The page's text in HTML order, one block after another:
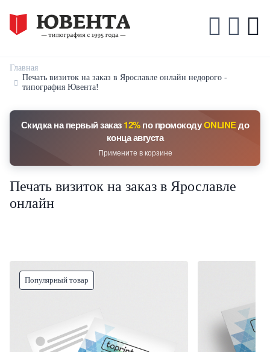
Главная
Печать визиток на заказ в Ярославле онлайн недорого -
типография Ювента!
Скидка на первый заказ12%по промокодуONLINEдо
конца августа
Примените в корзине
Печать визиток на заказ в Ярославле
онлайн
Популярный товар